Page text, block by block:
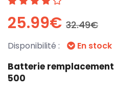
25.99€ 32.49€
Disponibilité : En stock
Batterie
500